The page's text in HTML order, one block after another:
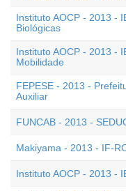
Instituto AOCP - 2013 -
Biológicas
Instituto AOCP - 2013 -
Mobilidade
FEPESE - 2013 -
Auxiliar
FUNCAB - 2013 -
Makiyama - 2013 - IF-
Instituto AOCP - 2013 -